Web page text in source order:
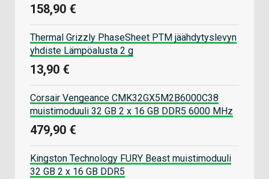
158,90 €
Thermal Grizzly PhaseSheet PTM jäähdytyslevyn
yhdiste Lämpöalusta 2 g
13,90 €
Corsair Vengeance CMK32GX5M2B6000C38
muistimoduuli 32 GB 2 x 16 GB DDR5 6000 MHz
479,90 €
Kingston Technology FURY Beast muistimoduuli
32 GB 2 x 16 GB DDR5